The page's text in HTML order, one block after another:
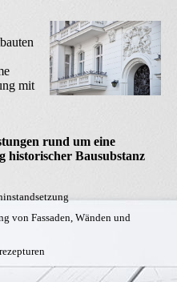
mit
rund um eine
historischer Bausubstanz
von Fassaden, Wänden und